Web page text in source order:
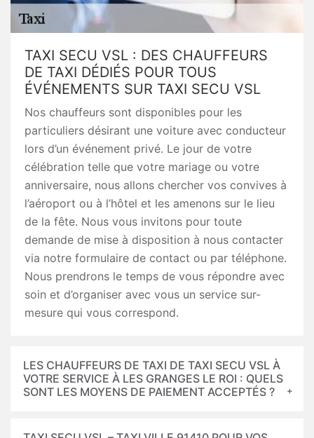
TAXI SECU VSL : DES CHAUFFEURS
DE TAXI DÉDIÉS POUR TOUS
ÉVÉNEMENTS SUR TAXI SECU VSL
Nos chauffeurs sont disponibles pour les
particuliers désirant une voiture avec conducteur
lors d’un événement privé. Le jour de votre
célébration telle que votre mariage ou votre
anniversaire, nous allons chercher vos convives à
l’aéroport ou à l’hôtel et les amenons sur le lieu
de la fête. Nous vous invitons pour toute
demande de mise à disposition à nous contacter
via notre formulaire de contact ou par téléphone.
Nous prendrons le temps de vous répondre avec
soin et d’organiser avec vous un service sur-
mesure qui vous correspond.
LES CHAUFFEURS DE TAXI DE TAXI SECU VSL À
VOTRE SERVICE À LES GRANGES LE ROI : QUELS
SONT LES MOYENS DE PAIEMENT ACCEPTÉS ?